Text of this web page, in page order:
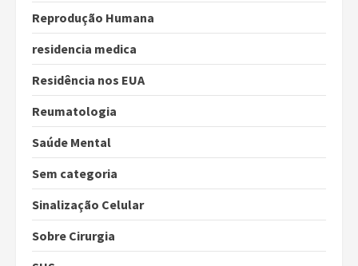
Reprodução Humana
residencia medica
Residência nos EUA
Reumatologia
Saúde Mental
Sem categoria
Sinalização Celular
Sobre Cirurgia